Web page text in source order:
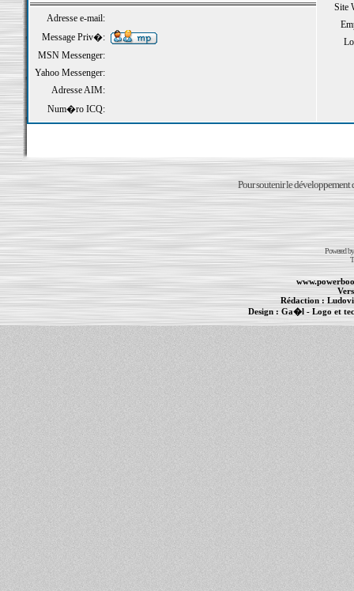
Site
Adresse e-mail:
Message Priv�:
MSN Messenger:
Yahoo Messenger:
Adresse AIM:
Num�ro ICQ:
Pour soutenir le développement
Powered
Rédaction :
Design : Ga�l - Logo et
Informations :